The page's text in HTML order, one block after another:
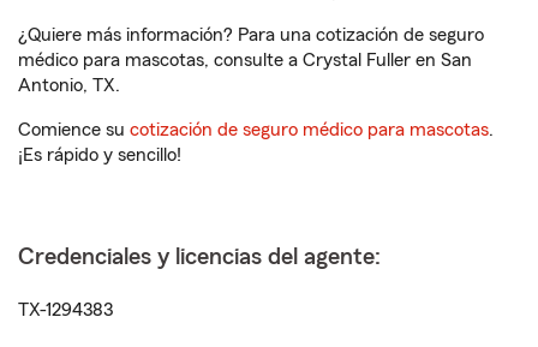
¿Quiere más información? Para una cotización de seguro
médico para mascotas, consulte a Crystal Fuller en San
Antonio, TX.
Comience su cotización de seguro médico para mascotas.
¡Es rápido y sencillo!
Credenciales y licencias del agente:
TX-1294383